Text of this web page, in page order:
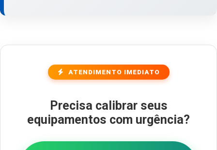
ATENDIMENTO IMEDIATO
Precisa calibrar seus
equipamentos com urgência?